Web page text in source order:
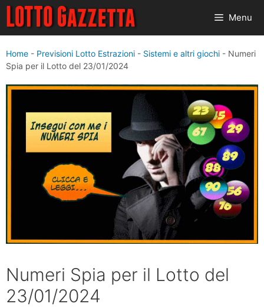
Vai
contenuto
Menu
Home - Previsioni Lotto Estrazioni - Sistemi e altri giochi - Numeri
Spia per il Lotto del 23/01/2024
Numeri Spia per il Lotto del
23/01/2024